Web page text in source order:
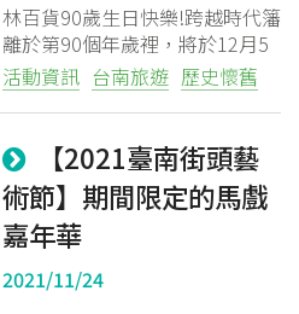
林百貨90歲生日快樂!跨越時代籓
離於第90個年歲裡，將於12月5
日將以台南在地重要文化軌跡與
現今世代的新舊脈絡為主題，辦
理一場專屬台南味的府城時光
宴。
活動資訊 台南旅遊 歷史懷舊
【2021臺南街頭藝
術節】期間限定的馬戲
嘉年華
2021/11/24